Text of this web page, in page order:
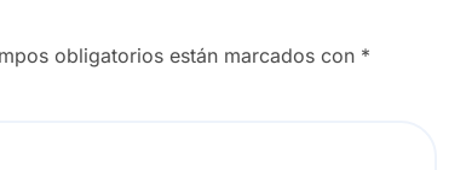
obligatorios están marcados con *